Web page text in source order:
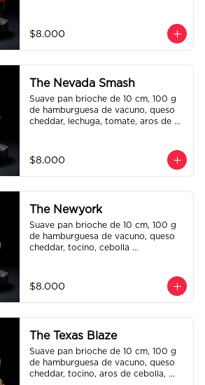
$8.000
The Nevada Smash
Suave pan brioche de 10 cm, 100 g
de hamburguesa de vacuno, queso
cheddar, lechuga, tomate, aros de
$8.000
The Newyork
Suave pan brioche de 10 cm, 100 g
de hamburguesa de vacuno, queso
cheddar, tocino, cebolla
$8.000
The Texas Blaze
Suave pan brioche de 10 cm, 100 g
de hamburguesa de vacuno, queso
cheddar, tocino, aros de cebolla,